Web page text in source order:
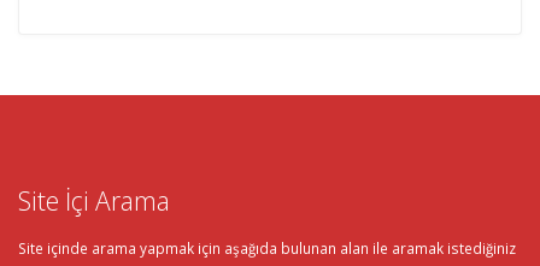
Site İçi Arama
Site içinde arama yapmak için aşağıda bulunan alan ile aramak istediğiniz